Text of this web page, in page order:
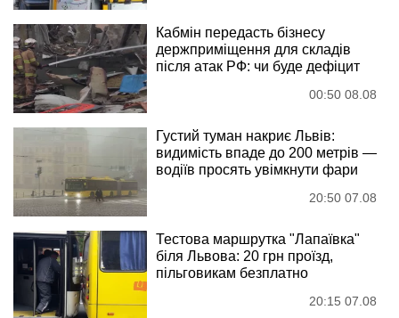
Кабмін передасть бізнесу
держприміщення для складів
після атак РФ: чи буде дефіцит
00:50 08.08
Густий туман накриє Львів:
видимість впаде до 200 метрів —
водіїв просять увімкнути фари
20:50 07.08
Тестова маршрутка "Лапаївка"
біля Львова: 20 грн проїзд,
пільговикам безплатно
20:15 07.08